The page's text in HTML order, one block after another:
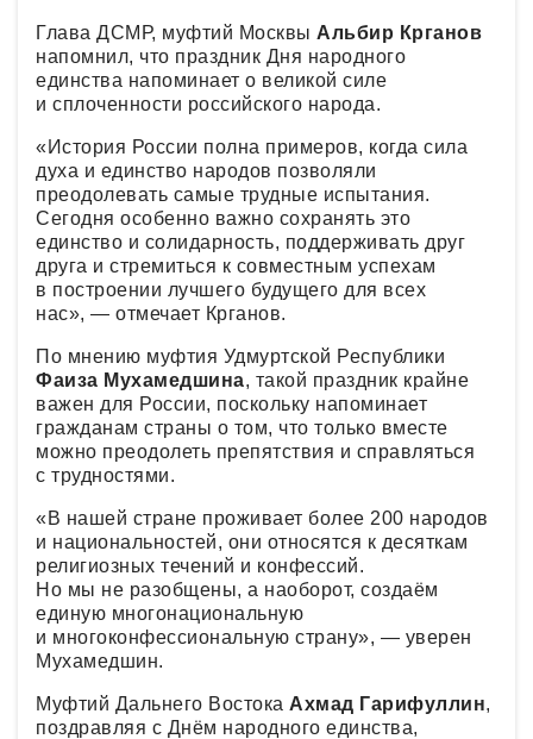
Глава ДСМР, муфтий Москвы Альбир Крганов
напомнил, что праздник Дня народного
единства напоминает о великой силе
и сплоченности российского народа.
«История России полна примеров, когда сила
духа и единство народов позволяли
преодолевать самые трудные испытания.
Сегодня особенно важно сохранять это
единство и солидарность, поддерживать друг
друга и стремиться к совместным успехам
в построении лучшего будущего для всех
нас», — отмечает Крганов.
По мнению муфтия Удмуртской Республики
Фаиза Мухамедшина, такой праздник крайне
важен для России, поскольку напоминает
гражданам страны о том, что только вместе
можно преодолеть препятствия и справляться
с трудностями.
«В нашей стране проживает более 200 народов
и национальностей, они относятся к десяткам
религиозных течений и конфессий.
Но мы не разобщены, а наоборот, создаём
единую многонациональную
и многоконфессиональную страну», — уверен
Мухамедшин.
Муфтий Дальнего Востока Ахмад Гарифуллин,
поздравляя с Днём народного единства,